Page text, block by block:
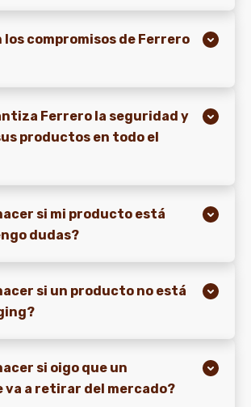
los compromisos de Ferrero
Ferrero la seguridad y
productos en todo el
si mi producto está
dudas?
si un producto no está
si oigo que un
va a retirar del mercado?